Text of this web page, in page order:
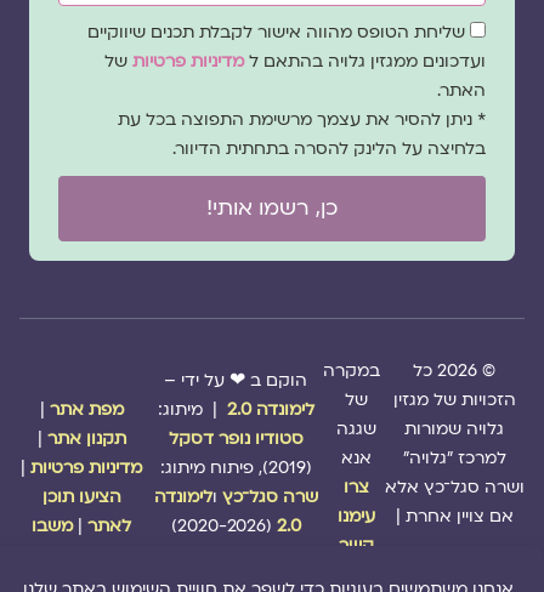
שדה
הסכמה
שליחת הטופס מהווה אישור לקבלת תכנים שיווקיים
ועדכונים ממגזין גלויה בהתאם ל מדיניות פרטיותשל
האתר.
* ניתן להסיר את עצמך מרשימת התפוצה בכל עת
בלחיצה על הלינק להסרה בתחתית הדיוור.
כן, רשמו אותי!
© 2026 כל
הזכויות של מגזין
גלויה שמורות
למרכז "גלויה"
ושרה סגל־כץ אלא
אם צויין אחרת |
במקרה
של
שגגה
אנא
צרו
עימנו
קשר
הוקם ב ❤ על ידי –
לימונדה 2.0
| מיתוג:
סטודיו נופר דסקל
שרה סגל־כץולימונדה
2.0
(2020-2026)
מפת אתר|
תקנון אתר|
מדיניות פרטיות|
הציעו תוכן
לאתר| משבו